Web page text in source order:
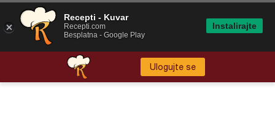
Ulogujte se
Recepti - Kuvar
Recepti.com
Besplatna - Google Play
Instalirajte